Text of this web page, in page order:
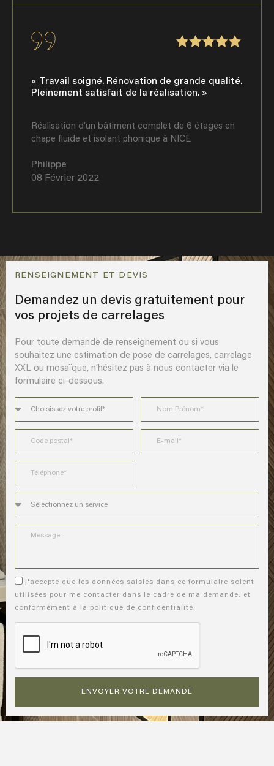
« Travail soigné. Rénovation de grande qualité.
Pleinement satisfait de la réalisation. »
Réalisation d’un bâtiment complet de 6 étages en
chape fluide et isolant phonique à NICE
Philippe
08 Février 2022
RENSEIGNEMENT ET DEVIS
Demandez un devis gratuitement pour
vos projets de carrelages
Pour toute demande de renseignement ou si vous
souhaitez une estimation de pose de carrelages, carrelage
XXL ou mosaïque, n’hésitez pas à nous contacter via le
formulaire ci-dessous.
j'accepte que les données saisies dans ce formulaire soient
utilisées pour me contacter dans le cadre de ma demande, et
conformément à la politique de confidentialité.
ENVOYER VOTRE DEMANDE